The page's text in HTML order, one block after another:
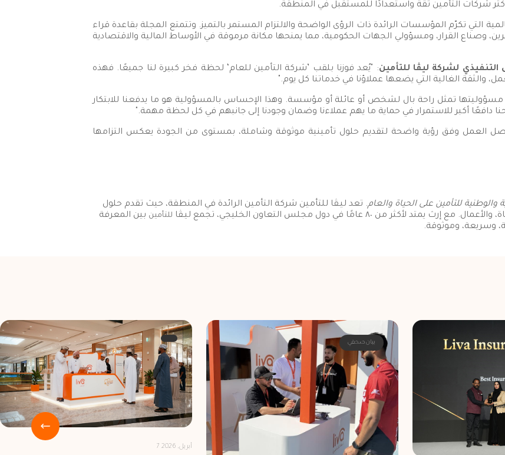
شركات التأمين ثقة واستعدادًا للمستقبل في المنطقة.
التي تكرّم المؤسسات الرائدة ذات الرؤى الواضحة والالتزام المستمر بالتميز. وتتمتع المجلة بقاعدة قراء
المستثمرين، وصناع القرار، ومسؤولي الجهات الحكومية، مما يمنحها مكانة مرموقة في الأوساط المالية والاقتصادية
التنفيذي لشركة ليڤا للتأمين: "يُعد فوزنا بلقب ’شركة التأمين للعام‘ لحظة فخر كبيرة لنا جميعًا. فهذه
والثقة الغالية التي يضعها عملاؤنا في خدماتنا كل يوم."
تمثل راحة بال لشخص أو عائلة أو مؤسسة. وهذا الإحساس بالمسؤولية هو ما يدفعنا للابتكار
دافعًا أكبر للاستمرار في حماية ما يهم عملاءنا وضمان وجودنا إلى جانبهم في كل لحظة مهمة."
تواصل العمل وفق رؤية واضحة لتقديم حلول تأمينية موثوقة وشاملة، بمستوى من الجودة يعكس التزامها
والوطنية للتأمين على الحياة والعام. تعد ليـڤا للتأمين شركة التأمين الرائدة في المنطقة، حيث تقدم حلول
من ٨٠ عامًا في دول مجلس التعاون الخليجي، تجمع ليـڤا
للتأمين بين المعرفة
وسريعة، وموثوقة.
7 أبريل, 2026
بيان صحفي